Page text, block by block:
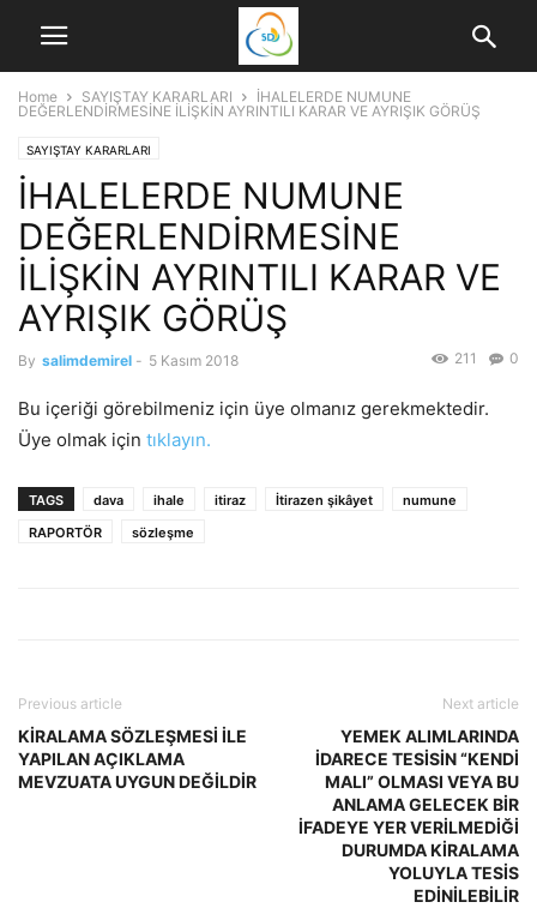
Home SAYIŞTAY KARARLARI
İHALELERDE NUMUNE
DEĞERLENDİRMESİNE İLİŞKİN AYRINTILI KARAR VE AYRIŞIK GÖRÜŞ
SAYIŞTAY KARARLARI
İHALELERDE NUMUNE
DEĞERLENDİRMESİNE
İLİŞKİN AYRINTILI KARAR VE
AYRIŞIK GÖRÜŞ
By salimdemirel - 5 Kasım 2018 0
211
Bu içeriği görebilmeniz için üye olmanız gerekmektedir.
Üye olmak için tıklayın.
TAGS dava ihale itiraz İtirazen şikâyet
numune
RAPORTÖR
sözleşme
Previous article
KİRALAMA SÖZLEŞMESİ İLE
YAPILAN AÇIKLAMA
MEVZUATA UYGUN DEĞİLDİR
Next article
YEMEK ALIMLARINDA
İDARECE TESİSİN “KENDİ
MALI” OLMASI VEYA BU
ANLAMA GELECEK BİR
İFADEYE YER VERİLMEDİĞİ
DURUMDA KİRALAMA
YOLUYLA TESİS
EDİNİLEBİLİR